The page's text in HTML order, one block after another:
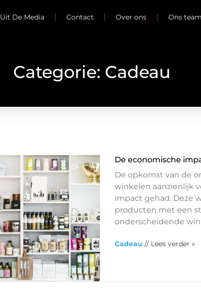
Uit De Media Contact Over ons Ons team
Categorie: Cadeau
De economische
De opkomst van de
winkelen aanzienlijk
impact gehad. Deze
producten met een
onderscheidende
Cadeau // Lees verder »